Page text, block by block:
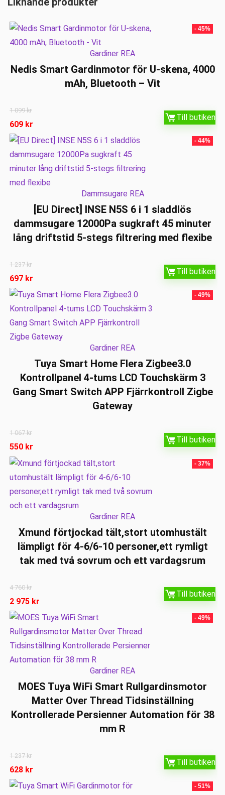
- 45%
Gardiner REA
Nedis Smart Gardinmotor för U-skena, 4000
mAh, Bluetooth – Vit
1 099kr
609 kr
Till butiken
- 44%
Dammsugare REA
[EU Direct] INSE N5S 6 i 1 sladdlös
dammsugare 12000Pa sugkraft 45 minuter
lång driftstid 5-stegs filtrering med flexibe
1 237kr
697 kr
Till butiken
- 49%
Gardiner REA
Tuya Smart Home Flera Zigbee3.0
Kontrollpanel 4-tums LCD Touchskärm 3
Gang Smart Switch APP Fjärrkontroll Zigbe
Gateway
1 067kr
550 kr
Till butiken
- 37%
Gardiner REA
Xmund förtjockad tält,stort utomhustält
lämpligt för 4-6/6-10 personer,ett rymligt
tak med två sovrum och ett vardagsrum
4 760kr
2 975 kr
Till butiken
- 49%
Gardiner REA
MOES Tuya WiFi Smart Rullgardinsmotor
Matter Over Thread Tidsinställning
Kontrollerade Persienner Automation för 38
mm R
1 237kr
628 kr
Till butiken
- 51%